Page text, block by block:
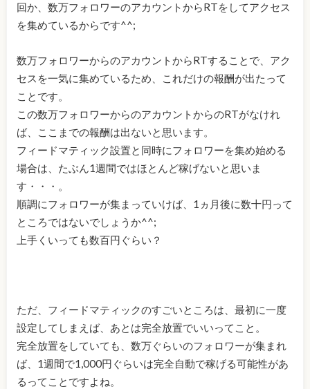
回か、数万フォロワーのアカウントからRTをしてアクセス
を集めているからです^^;
数万フォロワーからのアカウントからRTすることで、アク
セスを一気に集めているため、これだけの報酬が出たって
ことです。
この数万フォロワーからのアカウントからのRTがなけれ
ば、ここまでの報酬は出ないと思います。
フィードマティック設置と同時にフォロワーを集め始める
場合は、たぶん1週間ではほとんど稼げないと思いま
す・・・。
順調にフォロワーが集まっていけば、1ヵ月後に数十円って
ところではないでしょうか^^;
上手くいっても数百円ぐらい？
ただ、フィードマティックのすごいところは、最初に一度
設定してしまえば、あとは完全放置でいいってこと。
完全放置をしていても、数万ぐらいのフォロワーが集まれ
ば、1週間で1,000円ぐらいは完全自動で稼げる可能性があ
るってことですよね。